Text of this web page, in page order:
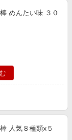
めんたい味 ３０
人気８種類x５